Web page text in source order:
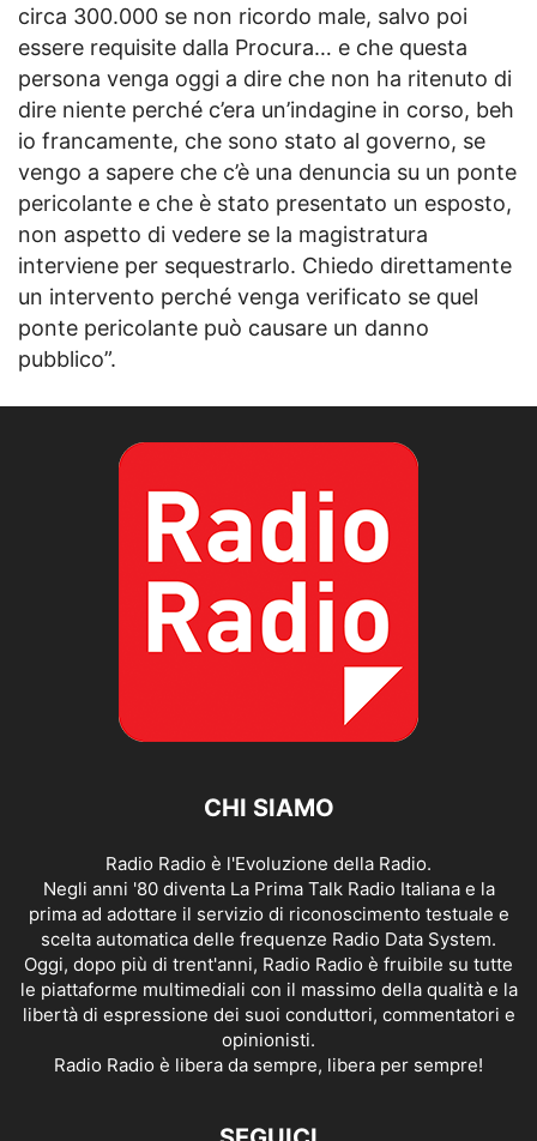
circa 300.000 se non ricordo male, salvo poi
essere requisite dalla Procura… e che questa
persona venga oggi a dire che non ha ritenuto di
dire niente perché c’era un’indagine in corso, beh
io francamente, che sono stato al governo, se
vengo a sapere che c’è una denuncia su un ponte
pericolante e che è stato presentato un esposto,
non aspetto di vedere se la magistratura
interviene per sequestrarlo. Chiedo direttamente
un intervento perché venga verificato se quel
ponte pericolante può causare un danno
pubblico”.
CHI SIAMO
Radio Radio è l'Evoluzione della Radio.
Negli anni '80 diventa La Prima Talk Radio Italiana e la
prima ad adottare il servizio di riconoscimento testuale e
scelta automatica delle frequenze Radio Data System.
Oggi, dopo più di trent'anni, Radio Radio è fruibile su tutte
le piattaforme multimediali con il massimo della qualità e la
libertà di espressione dei suoi conduttori, commentatori e
opinionisti.
Radio Radio è libera da sempre, libera per sempre!